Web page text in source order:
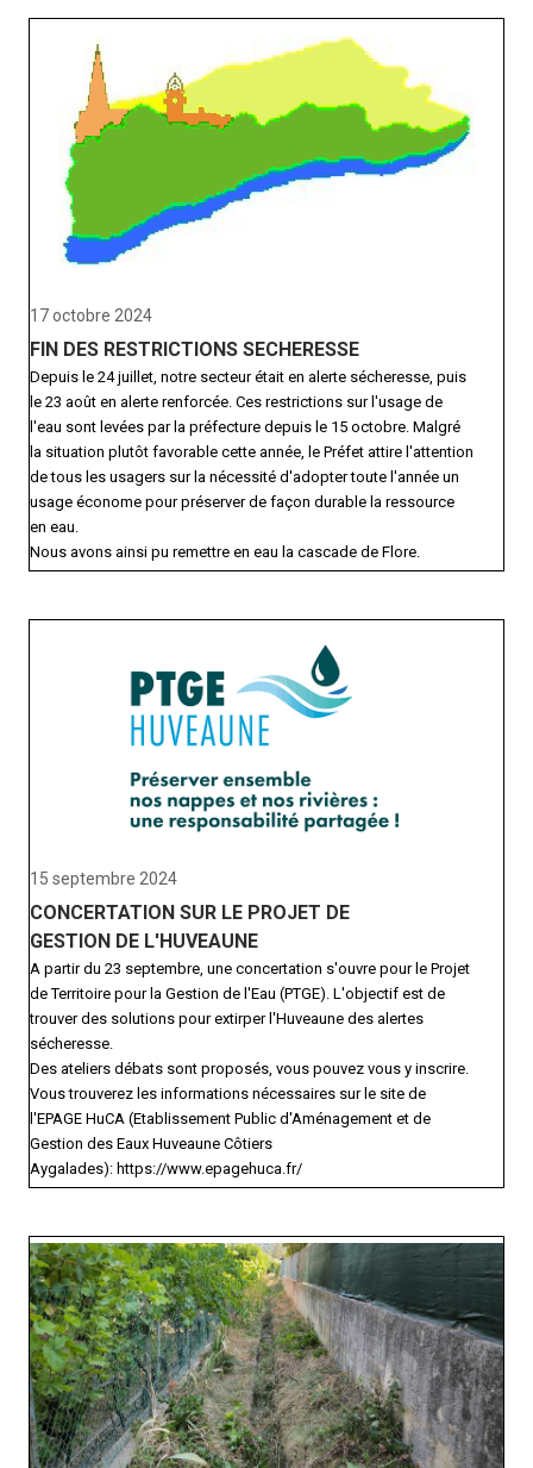
17 octobre 2024
FIN DES RESTRICTIONS SECHERESSE
Depuis le 24 juillet, notre secteur était en alerte sécheresse, puis
le 23 août en alerte renforcée. Ces restrictions sur l'usage de
l'eau sont levées par la préfecture depuis le 15 octobre. Malgré
la situation plutôt favorable cette année, le Préfet attire l'attention
de tous les usagers sur la nécessité d'adopter toute l'année un
usage économe pour préserver de façon durable la ressource
en eau.
Nous avons ainsi pu remettre en eau la cascade de Flore.
15 septembre 2024
CONCERTATION SUR LE PROJET DE
GESTION DE L'HUVEAUNE
A partir du 23 septembre, une concertation s'ouvre pour le Projet
de Territoire pour la Gestion de l'Eau (PTGE). L'objectif est de
trouver des solutions pour extirper l'Huveaune des alertes
sécheresse.
Des ateliers débats sont proposés, vous pouvez vous y inscrire.
Vous trouverez les informations nécessaires sur le site de
l'EPAGE HuCA (Etablissement Public d'Aménagement et de
Gestion des Eaux Huveaune Côtiers
Aygalades): https://www.epagehuca.fr/